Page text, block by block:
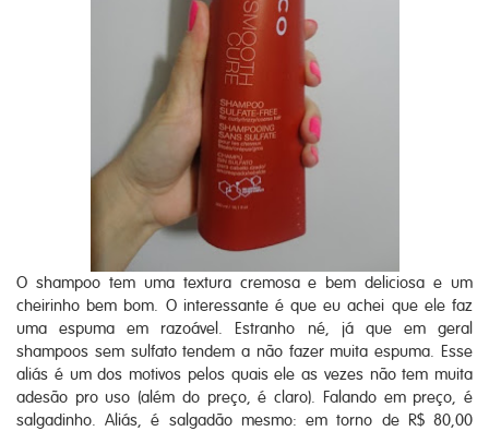
O shampoo tem uma textura cremosa e bem deliciosa e um
cheirinho bem bom. O interessante é que eu achei que ele faz
uma espuma em razoável. Estranho né, já que em geral
shampoos sem sulfato tendem a não fazer muita espuma. Esse
aliás é um dos motivos pelos quais ele as vezes não tem muita
adesão pro uso (além do preço, é claro). Falando em preço, é
salgadinho. Aliás, é salgadão mesmo: em torno de R$ 80,00